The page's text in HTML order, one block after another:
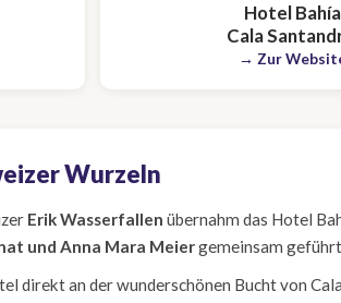
Hotel Bahía
Cala
→ Zur
Wurzeln
Erik Wasserfallen übernahm das Hotel
und Anna Mara Meiergemeinsam
direkt an der wunderschönen Bucht von